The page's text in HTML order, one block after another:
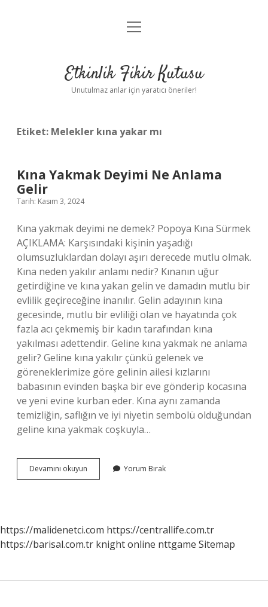
Anasayfa
Yasal Uyarı
menüyü
Etkinlik Fikir Kutusu
Unutulmaz anlar için yaratıcı öneriler!
Etiket: Melekler kına yakar mı
Kına Yakmak Deyimi Ne Anlama
Gelir
Tarih: Kasım 3, 2024
Kına yakmak deyimi ne demek? Popoya Kına Sürmek
AÇIKLAMA: Karşısındaki kişinin yaşadığı
olumsuzluklardan dolayı aşırı derecede mutlu olmak.
Kına neden yakılır anlamı nedir? Kınanın uğur
getirdiğine ve kına yakan gelin ve damadın mutlu bir
evlilik geçireceğine inanılır. Gelin adayının kına
gecesinde, mutlu bir evliliği olan ve hayatında çok
fazla acı çekmemiş bir kadın tarafından kına
yakılması adettendir. Geline kına yakmak ne anlama
gelir? Geline kına yakılır çünkü gelenek ve
göreneklerimize göre gelinin ailesi kızlarını
babasının evinden başka bir eve gönderip kocasına
ve yeni evine kurban eder. Kına aynı zamanda
temizliğin, saflığın ve iyi niyetin sembolü olduğundan
geline kına yakmak coşkuyla…
Devamını okuyun
Yakmak
Yorum Bırak
https://malidenetci.com https://centrallife.com.tr
https://barisal.com.tr knight online nttgame Sitemap